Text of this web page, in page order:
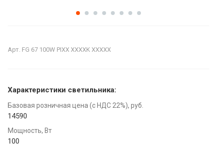
Арт. FG 67 100W PIXX XXXXK XXXXX
Характеристики светильника:
Базовая розничная цена (с НДС 22%), руб.
14590
Мощность, Вт
100